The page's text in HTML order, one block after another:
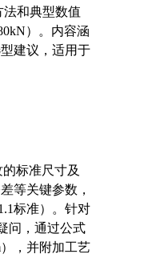
法和典型数值
）。内容涵
建议，适用于
标准尺寸及
等关键参数，
标准）。针对
问，通过公式
，并附加工艺